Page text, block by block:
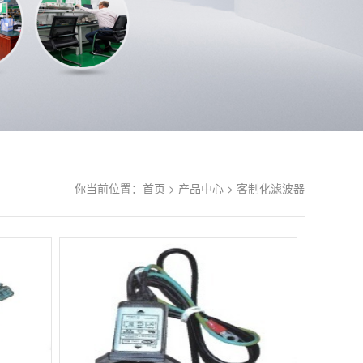
你当前位置： 首页 > 产品中心 > 客制化滤波器